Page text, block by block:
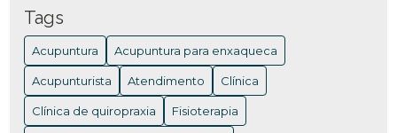
ACUPUNTURA COLUNA: BENEFÍCIOS E COMO
FUNCIONA PARA ALIVIAR DORES
ACUPUNTURA EM NITERÓI: BENEFÍCIOS E ONDE
ENCONTRAR OS MELHORES PROFISSIONAIS
Tags
Acupuntura Acupuntura para enxaqueca
Acupunturista Atendimento Clínica
Clínica de quiropraxia Fisioterapia